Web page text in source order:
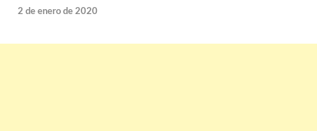
2 de enero de 2020